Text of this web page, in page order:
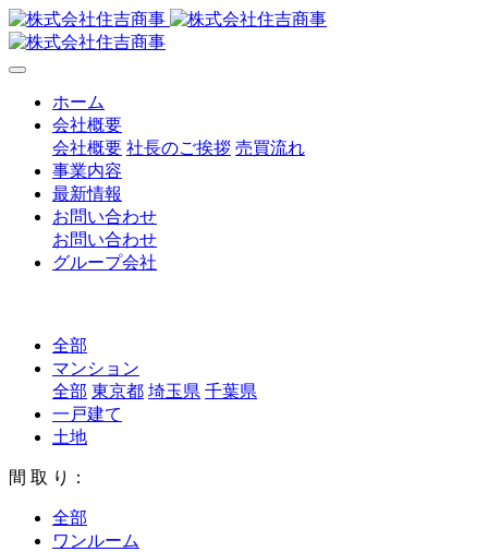
ホーム
会社概要
会社概要 社長のご挨拶 売買流れ
事業内容
最新情報
お問い合わせ
お問い合わせ
グループ会社
全部
マンション
全部 東京都 埼玉県 千葉県
一戸建て
土地
間 取 り：
全部
ワンルーム